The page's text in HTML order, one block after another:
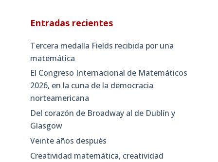
Entradas recientes
Tercera medalla Fields recibida por una
matemática
El Congreso Internacional de Matemáticos
2026, en la cuna de la democracia
norteamericana
Del corazón de Broadway al de Dublín y
Glasgow
Veinte años después
Creatividad matemática, creatividad